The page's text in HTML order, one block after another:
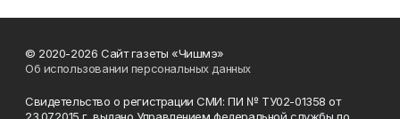
© 2020-2026 Сайт газеты «Чишмэ»
Об использовании персональных данных
Свидетельство о регистрации СМИ: ПИ № ТУ02-01358 от